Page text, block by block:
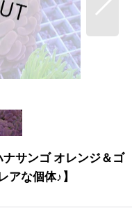
サンゴ オレンジ＆ゴ
な個体♪】